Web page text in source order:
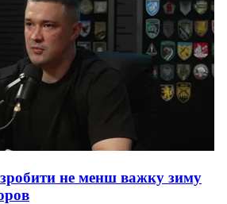
не менш важку зиму